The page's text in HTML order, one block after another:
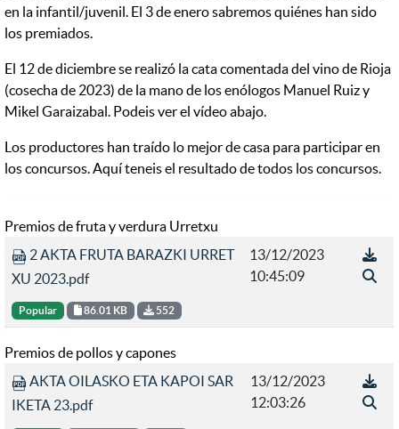
en la infantil/juvenil. El 3 de enero sabremos quiénes han sido
los premiados.
El 12 de diciembre se realizó la cata comentada del vino de Rioja
(cosecha de 2023) de la mano de los enólogos Manuel Ruiz y
Mikel Garaizabal. Podeis ver el vídeo abajo.
Los productores han traído lo mejor de casa para participar en
los concursos. Aquí teneis el resultado de todos los concursos.
Premios de fruta y verdura Urretxu
2 AKTA FRUTA BARAZKI URRET
XU 2023.pdf
Popular 86.01 KB 552
13/12/2023
10:45:09
Premios de pollos y capones
AKTA OILASKO ETA KAPOI SAR
IKETA 23.pdf
13/12/2023
12:03:26